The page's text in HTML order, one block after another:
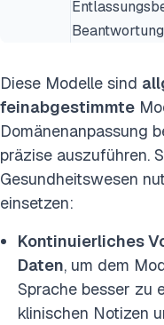
Diese Modelle sind
feinabgestimmte
Domänenanpassung
präzise auszuführen.
Gesundheitswesen
einsetzen:
Kontinuierliches
Daten, um dem
Sprache besser zu
klinischen Notizen